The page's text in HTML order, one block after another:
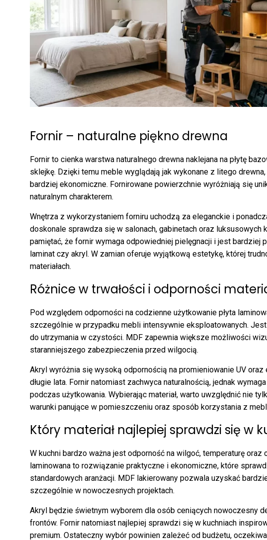
Fornir – naturalne piękno drewna
Fornir to cienka warstwa naturalnego drewna naklejana na płytę
sklejkę. Dzięki temu meble wyglądają jak wykonane z litego
bardziej ekonomiczne. Fornirowane powierzchnie wyróżniają się
naturalnym charakterem.
Wnętrza z wykorzystaniem forniru uchodzą za eleganckie i
doskonale sprawdza się w salonach, gabinetach oraz luksusowych
pamiętać, że fornir wymaga odpowiedniej pielęgnacji i jest bardziej
laminat czy akryl. W zamian oferuje wyjątkową estetykę, której
materiałach.
Różnice w trwałości i odporności
Pod względem odporności na codzienne użytkowanie płyta
szczególnie w przypadku mebli intensywnie eksploatowanych. Jest
do utrzymania w czystości. MDF zapewnia większe możliwości
staranniejszego zabezpieczenia przed wilgocią.
Akryl wyróżnia się wysoką odpornością na promieniowanie UV
długie lata. Fornir natomiast zachwyca naturalnością, jednak
podczas użytkowania. Wybierając materiał, warto uwzględnić nie
warunki panujące w pomieszczeniu oraz sposób korzystania z
Który materiał najlepiej sprawdzi się w
W kuchni bardzo ważna jest odporność na wilgoć, temperaturę oraz
laminowana to rozwiązanie praktyczne i ekonomiczne, które
standardowych aranżacji. MDF lakierowany pozwala uzyskać
szczególnie w nowoczesnych projektach.
Akryl będzie świetnym wyborem dla osób ceniących nowoczesny
frontów. Fornir natomiast najlepiej sprawdzi się w kuchniach
premium. Ostateczny wybór powinien zależeć od budżetu,